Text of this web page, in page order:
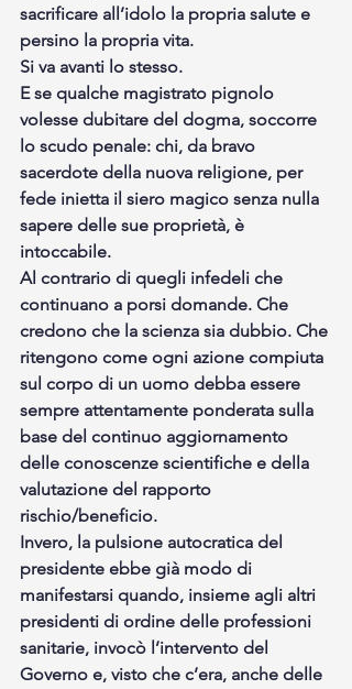
sacrificare all’idolo la propria salute e
persino la propria vita.
Si va avanti lo stesso.
E se qualche magistrato pignolo
volesse dubitare del dogma, soccorre
lo scudo penale: chi, da bravo
sacerdote della nuova religione, per
fede inietta il siero magico senza nulla
sapere delle sue proprietà, è
intoccabile.
Al contrario di quegli infedeli che
continuano a porsi domande. Che
credono che la scienza sia dubbio. Che
ritengono come ogni azione compiuta
sul corpo di un uomo debba essere
sempre attentamente ponderata sulla
base del continuo aggiornamento
delle conoscenze scientifiche e della
valutazione del rapporto
rischio/beneficio.
Invero, la pulsione autocratica del
presidente ebbe già modo di
manifestarsi quando, insieme agli altri
presidenti di ordine delle professioni
sanitarie, invocò l’intervento del
Governo e, visto che c’era, anche delle